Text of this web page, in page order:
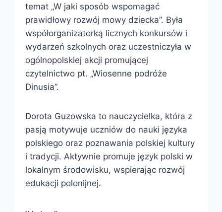
temat „W jaki sposób wspomagać
prawidłowy rozwój mowy dziecka”. Była
współorganizatorką licznych konkursów i
wydarzeń szkolnych oraz uczestniczyła w
ogólnopolskiej akcji promującej
czytelnictwo pt. „Wiosenne podróże
Dinusia”.
Dorota Guzowska to nauczycielka, która z
pasją motywuje uczniów do nauki języka
polskiego oraz poznawania polskiej kultury
i tradycji. Aktywnie promuje język polski w
lokalnym środowisku, wspierając rozwój
edukacji polonijnej.